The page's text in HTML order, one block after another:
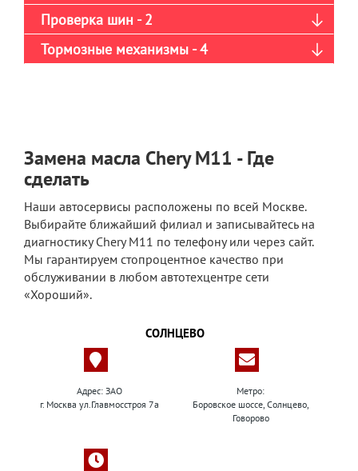
Проверка шин - 2
Тормозные механизмы - 4
Замена масла Chery M11 - Где
сделать
Наши автосервисы расположены по всей Москве.
Выбирайте ближайший филиал и записывайтесь на
диагностику Chery M11 по телефону или через сайт.
Мы гарантируем стопроцентное качество при
обслуживании в любом автотехцентре сети
«Хороший».
СОЛНЦЕВО
Адрес: ЗАО
г. Москва ул.Главмосстроя 7а
Метро:
Боровское шоссе, Солнцево,
Говорово